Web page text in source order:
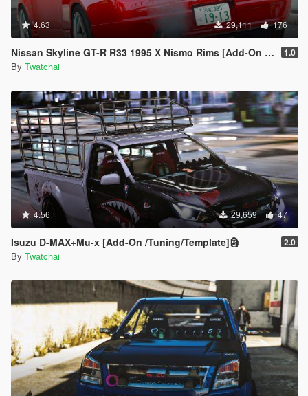
4.63 29,111 176
Nissan Skyline GT-R R33 1995 X Nismo Rims [Add-On | Rims | Template] 1.0
By Twatchai
4.56 29,659 47
Isuzu D-MAX+Mu-x [Add-On /Tuning/Template]🗿 2.0
By Twatchai